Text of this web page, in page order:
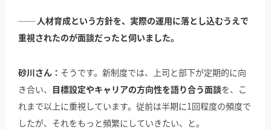
── 人材育成という方針を、実際の運用に落とし込むうえで
重視されたのが面談だったと伺いました。
砂川さん： そうです。新制度では、上司と部下が定期的に向
き合い、 目標設定やキャリアの方向性を語り合う面談を、こ
れまで以上に重視しています。従前は半期に1回程度の頻度で
したが、それをもっと頻繁にしていきたい、と。